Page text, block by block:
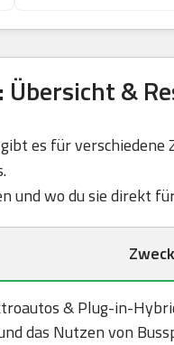
&
es für
und wo du sie direkt
& Plug-in-
das Nutzen von